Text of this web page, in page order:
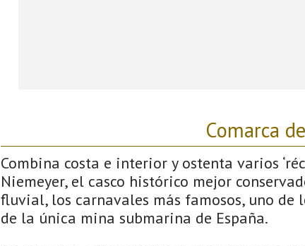
Comarca
Combina costa e interior y ostenta varios
Niemeyer, el casco histórico mejor
fluvial, los carnavales más famosos, uno de
de la única mina submarina de España.